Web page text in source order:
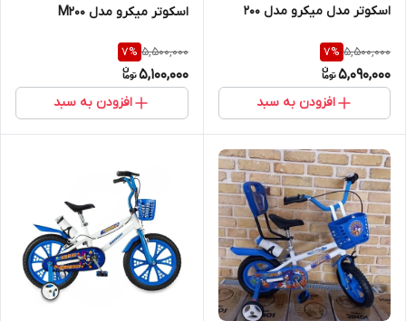
اسکوتر مدل میکرو مدل ۲۰۰
5,500,000
7%
5,090,000
افزودن به سبد
اسکوتر میکرو مدل M200
5,500,000
7%
5,100,000
افزودن به سبد